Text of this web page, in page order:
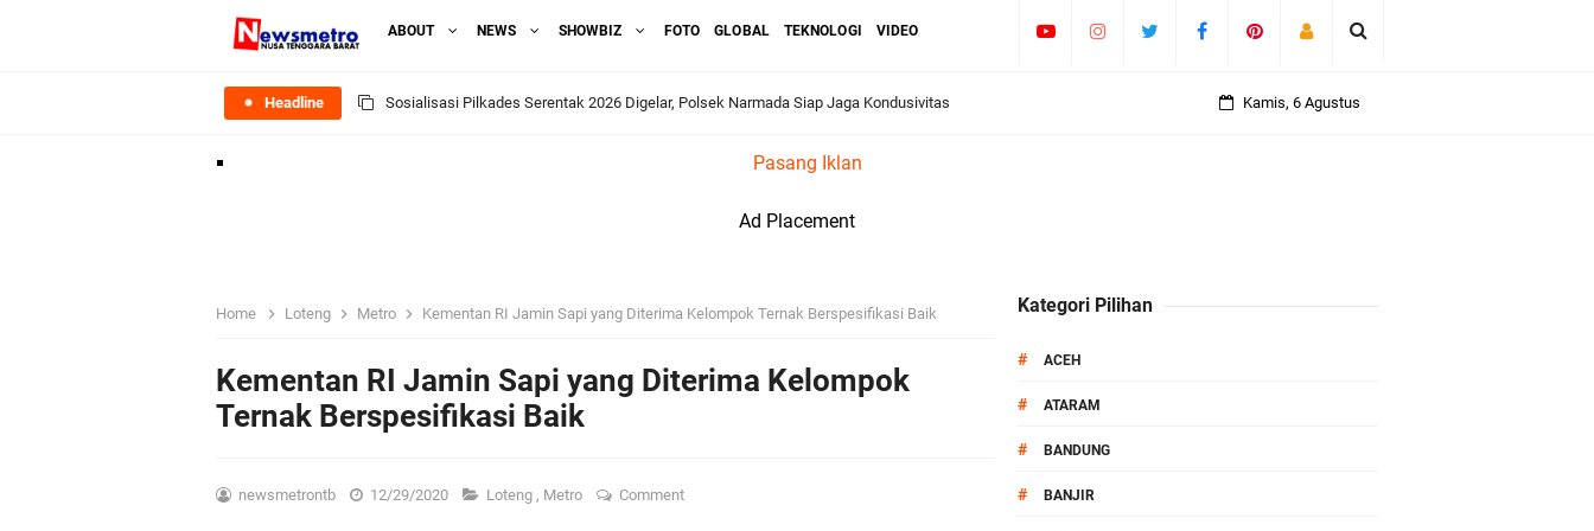
ABOUT NEWS SHOWBIZ FOTO GLOBAL TEKNOLOGI VIDEO
Headline Sosialisasi Pilkades Serentak 2026 Digelar, Polsek Narmada Siap Jaga Kondusivitas
Kapolsek Lingsar Tindaklanjuti Arahan Ditbinmas, Intensifkan fungsi Polmas
Sambut HUT RI ke-81, Polsek Selaparang Bagikan Bendera Merah Putih kepada Warga
Kapolda NTB Letakkan Batu Pertama Balai Kemitraan Polri dan Masyarakat
Kamis, 6 Agustus
Pasang Iklan
Ad Placement
Home Loteng Metro Kementan RI Jamin Sapi yang Diterima Kelompok Ternak Berspesifikasi Baik
Kementan RI Jamin Sapi yang Diterima Kelompok
Ternak Berspesifikasi Baik
newsmetrontb 12/29/2020 Loteng , Metro Comment
Kategori Pilihan
# ACEH
# ATARAM
# BANDUNG
# BANJIR